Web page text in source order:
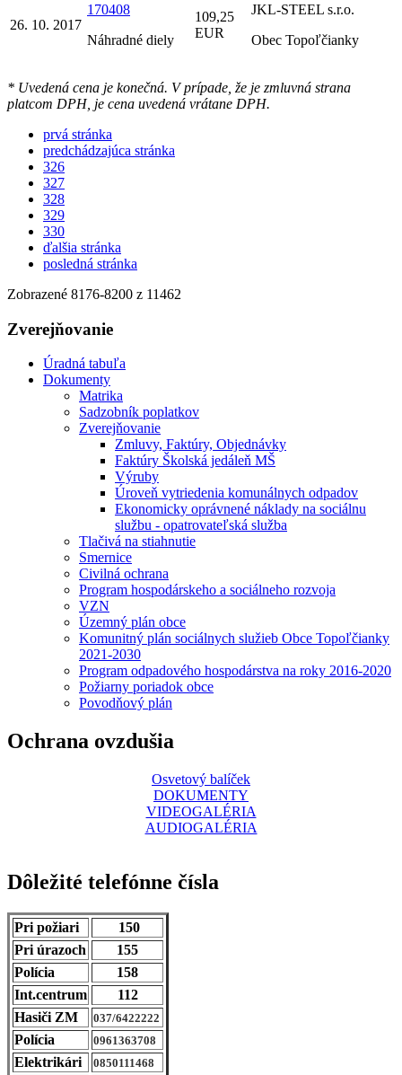
26. 10. 2017
170408
Náhradné diely
109,25
EUR
JKL-STEEL s.r.o.
Obec Topoľčianky
* Uvedená cena je konečná. V prípade, že je zmluvná strana
platcom DPH, je cena uvedená vrátane DPH.
prvá stránka
predchádzajúca stránka
326
327
328
329
330
ďalšia stránka
posledná stránka
Zobrazené 8176-8200 z 11462
Zverejňovanie
Úradná tabuľa
Dokumenty
Matrika
Sadzobník poplatkov
Zverejňovanie
Zmluvy, Faktúry, Objednávky
Faktúry Školská jedáleň MŠ
Výruby
Úroveň vytriedenia komunálnych odpadov
Ekonomicky oprávnené náklady na sociálnu
službu - opatrovateľská služba
Tlačivá na stiahnutie
Smernice
Civilná ochrana
Program hospodárskeho a sociálneho rozvoja
VZN
Územný plán obce
Komunitný plán sociálnych služieb Obce Topoľčianky
2021-2030
Program odpadového hospodárstva na roky 2016-2020
Požiarny poriadok obce
Povodňový plán
Ochrana ovzdušia
Osvetový balíček
DOKUMENTY
VIDEOGALÉRIA
AUDIOGALÉRIA
Dôležité telefónne čísla
Pri požiari
150
Pri úrazoch
155
Polícia
158
Int.centrum
112
Hasiči ZM
037/6422222
Polícia 0961363708
Elektrikári 0850111468